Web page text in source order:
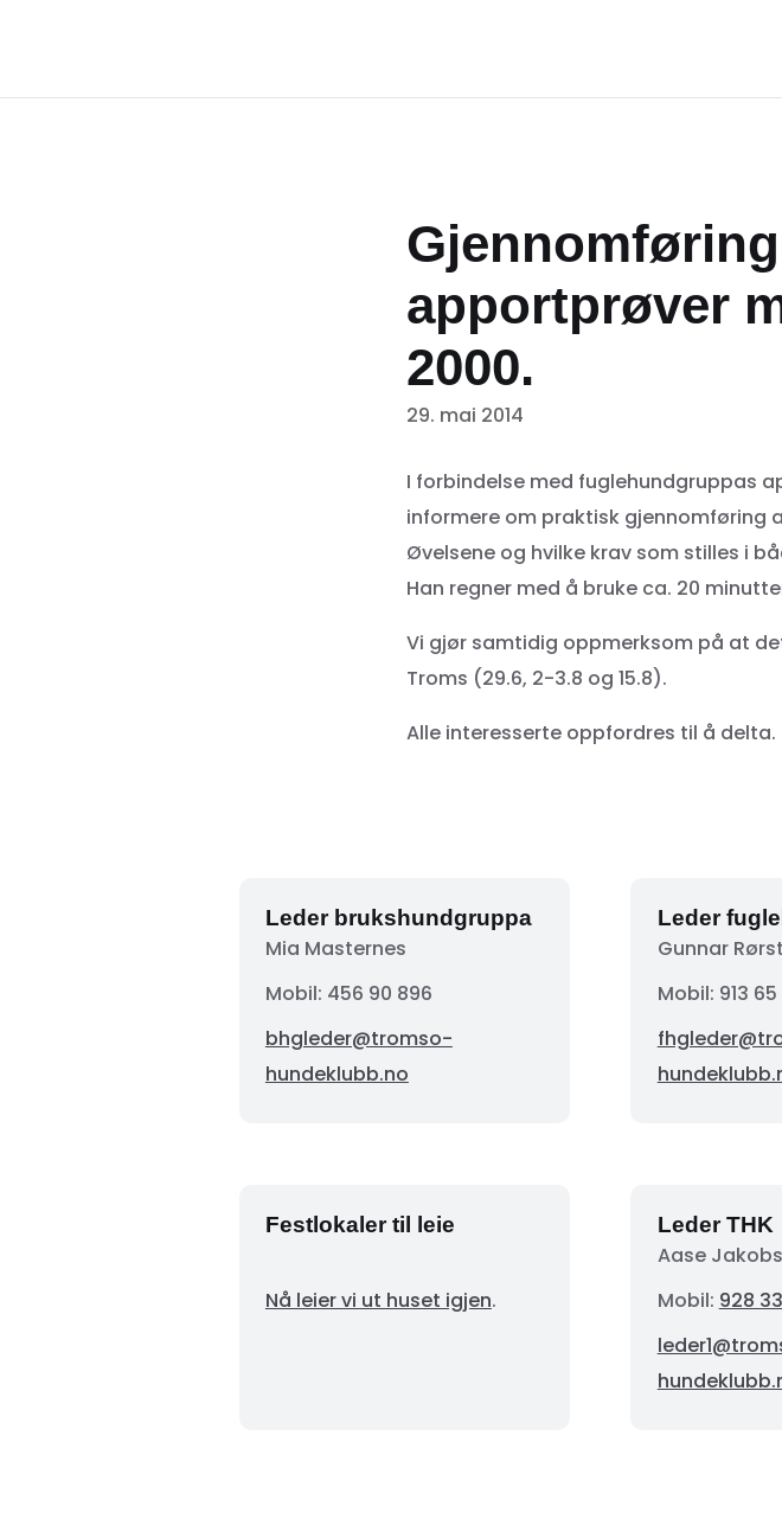
apportprøver
2000.
29. mai 2014
I forbindelse med fuglehundgruppas
informere om praktisk gjennomføring
Øvelsene og hvilke krav som stilles i
Han regner med å bruke ca. 20
Vi gjør samtidig oppmerksom på at
Troms (29.6, 2-3.8 og 15.8).
Alle interesserte oppfordres til å delta.
Leder brukshundgruppa
Mia Masternes
Mobil: 456 90 896
bhgleder@tromso-
hundeklubb.no
Leder
Gunnar
Mobil: 913
Festlokaler til leie
Nå leier vi ut huset igjen.
Leder THK
Aase
Mobil: 928